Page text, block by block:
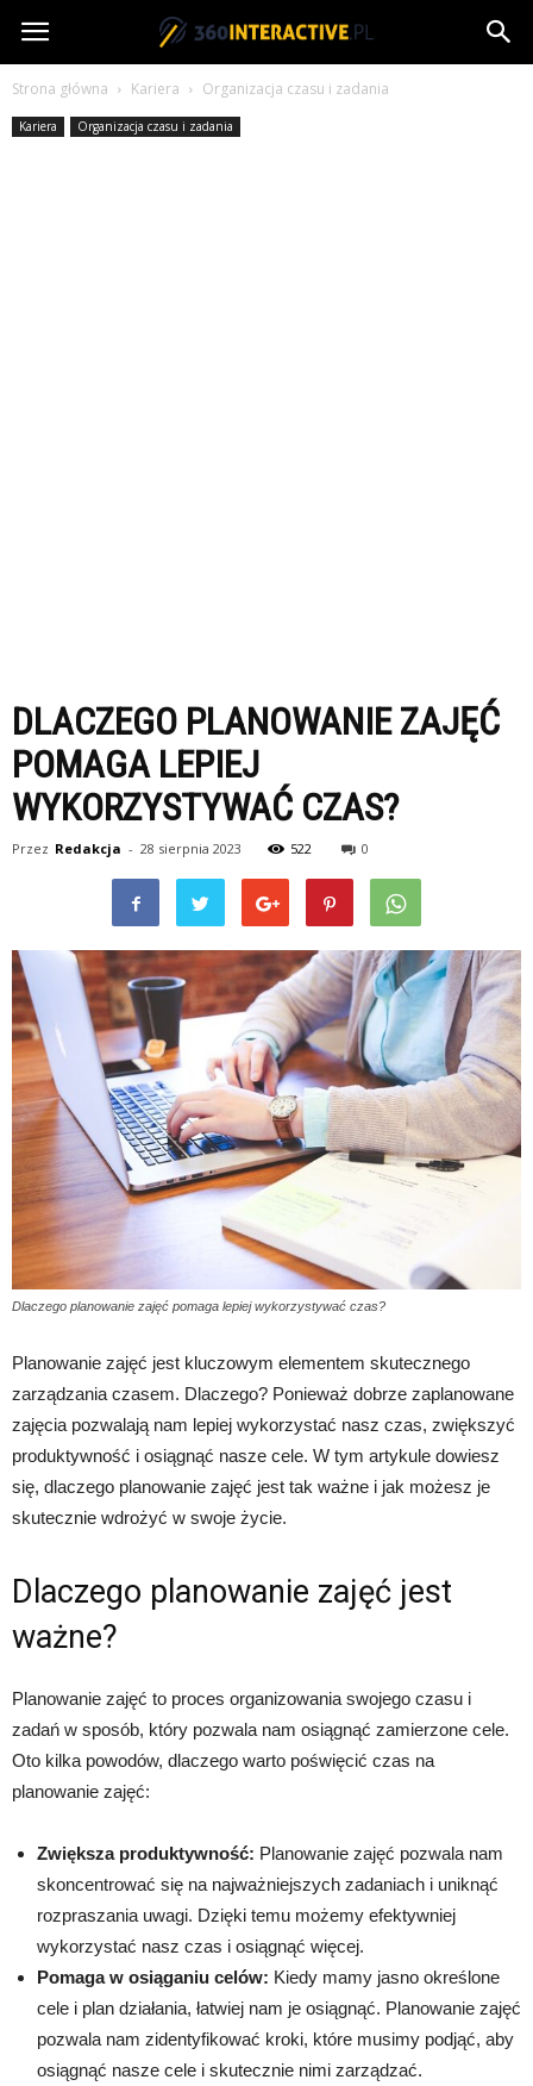
360interactive.pl
Strona główna Kariera Organizacja czasu i zadania
Kariera Organizacja czasu i zadania
DLACZEGO PLANOWANIE ZAJĘĆ
POMAGA LEPIEJ
WYKORZYSTYWAĆ CZAS?
Przez Redakcja - 28 sierpnia 2023 522 0
Dlaczego planowanie zajęć pomaga lepiej wykorzystywać czas?
Planowanie zajęć jest kluczowym elementem skutecznego
zarządzania czasem. Dlaczego? Ponieważ dobrze zaplanowane
zajęcia pozwalają nam lepiej wykorzystać nasz czas, zwiększyć
produktywność i osiągnąć nasze cele. W tym artykule dowiesz
się, dlaczego planowanie zajęć jest tak ważne i jak możesz je
skutecznie wdrożyć w swoje życie.
Dlaczego planowanie zajęć jest
ważne?
Planowanie zajęć to proces organizowania swojego czasu i
zadań w sposób, który pozwala nam osiągnąć zamierzone cele.
Oto kilka powodów, dlaczego warto poświęcić czas na
planowanie zajęć:
Zwiększa produktywność: Planowanie zajęć pozwala nam
skoncentrować się na najważniejszych zadaniach i uniknąć
rozpraszania uwagi. Dzięki temu możemy efektywniej
wykorzystać nasz czas i osiągnąć więcej.
Pomaga w osiąganiu celów: Kiedy mamy jasno określone
cele i plan działania, łatwiej nam je osiągnąć. Planowanie zajęć
pozwala nam zidentyfikować kroki, które musimy podjąć, aby
osiągnąć nasze cele i skutecznie nimi zarządzać.